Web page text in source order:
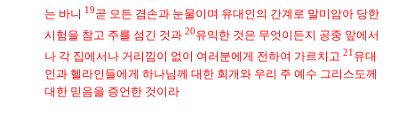
는 바니 19곧 모든 겸손과 눈물이며 유대인의 간계로 말미암아 당한
시험을 참고 주를 섬긴 것과 20유익한 것은 무엇이든지 공중 앞에서
나 각 집에서나 거리낌이 없이 여러분에게 전하여 가르치고 21 유대
인과 헬라인들에게 하나님께 대한 회개와 우리 주 예수 그리스도께
대한 믿음을 증언한 것이라